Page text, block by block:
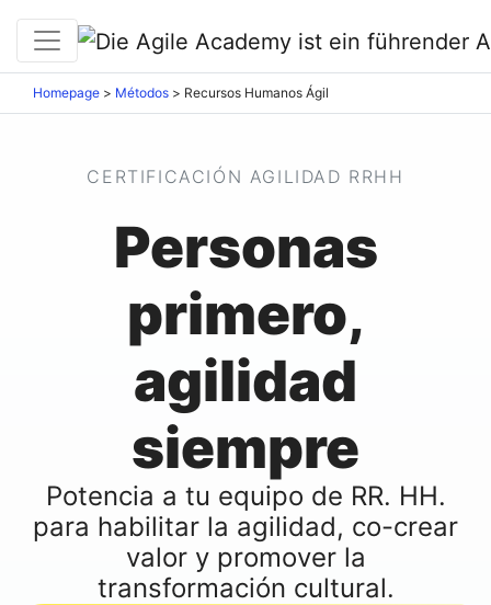
Homepage > Métodos > Recursos Humanos Ágil
CERTIFICACIÓN AGILIDAD RRHH
Personas
primero,
agilidad
siempre
Potencia a tu equipo de RR. HH.
para habilitar la agilidad, co-crear
valor y promover la
transformación cultural.